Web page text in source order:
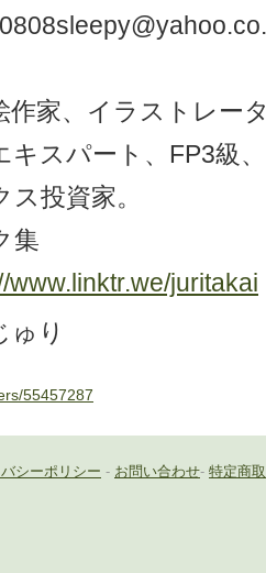
作家、イラストレー
キスパート、FP3級
ス投資家。
集
www.linktr.we/juritakai
ゅり
55457287
シーポリシー - お問い合わせ- 特定商